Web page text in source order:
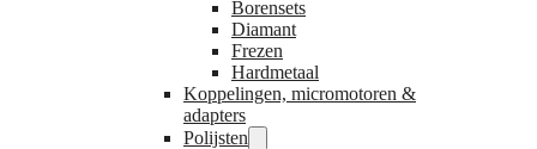
Borensets
Diamant
Frezen
Hardmetaal
Koppelingen, micromotoren &
adapters
Polijsten